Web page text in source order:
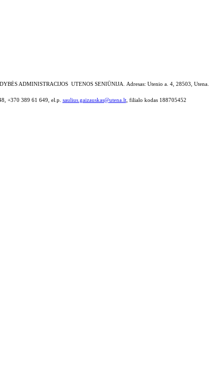
ADMINISTRACIJOS UTENOS SENIŪNIJA. Adresas: Utenio a. 4, 28503, Utena.
+370 389 61 649, el.p. saulius.gaizauskas@utena.lt, filialo kodas 188705452